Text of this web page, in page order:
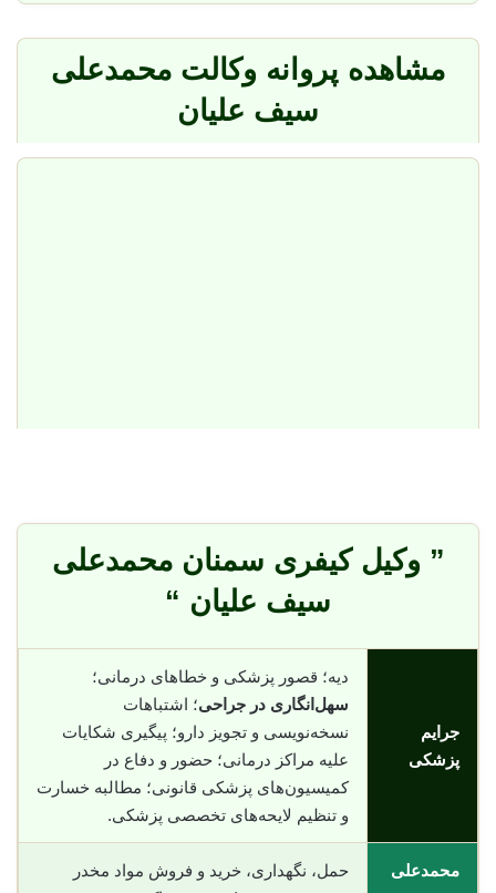
مشاهده پروانه وکالت محمدعلی
سیف علیان
” وکیل کیفری سمنان محمدعلی
سیف علیان “
جرایم
پزشکی
دیه؛ قصور پزشکی و خطاهای درمانی؛
سهل‌انگاری در جراحی؛ اشتباهات
نسخه‌نویسی و تجویز دارو؛ پیگیری شکایات
علیه مراکز درمانی؛ حضور و دفاع در
کمیسیون‌های پزشکی قانونی؛ مطالبه خسارت
و تنظیم لایحه‌های تخصصی پزشکی.
محمدعلی
حمل، نگهداری، خرید و فروش مواد مخدر